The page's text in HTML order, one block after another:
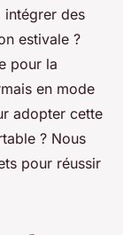
intégrer des
estivale ?
pour la
en mode
adopter cette
? Nous
pour réussir